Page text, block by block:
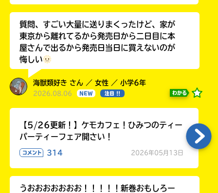
質問、すごい大量に送りまくったけど、家が
東京から離れてるから発売日から二日目に本
屋さんで出るから発売日当日に買えないのが
悔しい
海獣類好き さん ／ 女性 ／ 小学6年
2026.08.06 NEW 注目 !! わかる
【5/26更新！】ケモカフェ！ひみつのティー
パーティーフェア開さい！
コメント 314 2026年05月13日
うおおおおおおお！！！！！新巻おもしろー